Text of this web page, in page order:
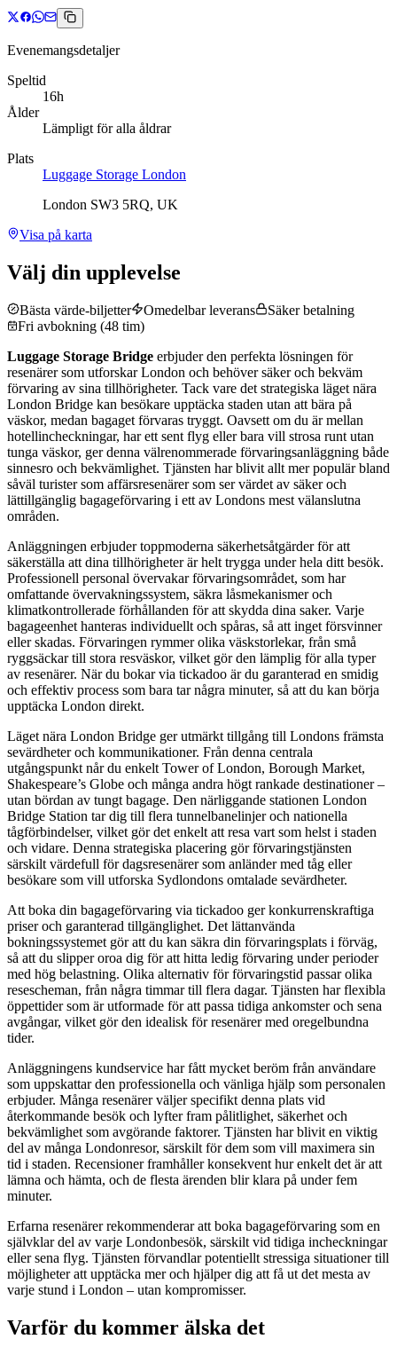
Evenemangsdetaljer
Speltid
16h
Ålder
Lämpligt för alla åldrar
Plats
Luggage Storage London
London SW3 5RQ, UK
Visa på karta
Välj din upplevelse
Bästa värde-biljetter Omedelbar leverans
Säker betalning
Fri avbokning (48 tim)
Luggage Storage Bridge erbjuder den perfekta lösningen för
resenärer som utforskar London och behöver säker och bekväm
förvaring av sina tillhörigheter. Tack vare det strategiska läget nära
London Bridge kan besökare upptäcka staden utan att bära på
väskor, medan bagaget förvaras tryggt. Oavsett om du är mellan
hotellincheckningar, har ett sent flyg eller bara vill strosa runt utan
tunga väskor, ger denna välrenommerade förvaringsanläggning både
sinnesro och bekvämlighet. Tjänsten har blivit allt mer populär bland
såväl turister som affärsresenärer som ser värdet av säker och
lättillgänglig bagageförvaring i ett av Londons mest välanslutna
områden.
Anläggningen erbjuder toppmoderna säkerhetsåtgärder för att
säkerställa att dina tillhörigheter är helt trygga under hela ditt besök.
Professionell personal övervakar förvaringsområdet, som har
omfattande övervakningssystem, säkra låsmekanismer och
klimatkontrollerade förhållanden för att skydda dina saker. Varje
bagageenhet hanteras individuellt och spåras, så att inget försvinner
eller skadas. Förvaringen rymmer olika väskstorlekar, från små
ryggsäckar till stora resväskor, vilket gör den lämplig för alla typer
av resenärer. När du bokar via tickadoo är du garanterad en smidig
och effektiv process som bara tar några minuter, så att du kan börja
upptäcka London direkt.
Läget nära London Bridge ger utmärkt tillgång till Londons främsta
sevärdheter och kommunikationer. Från denna centrala
utgångspunkt når du enkelt Tower of London, Borough Market,
Shakespeare’s Globe och många andra högt rankade destinationer –
utan bördan av tungt bagage. Den närliggande stationen London
Bridge Station tar dig till flera tunnelbanelinjer och nationella
tågförbindelser, vilket gör det enkelt att resa vart som helst i staden
och vidare. Denna strategiska placering gör förvaringstjänsten
särskilt värdefull för dagsresenärer som anländer med tåg eller
besökare som vill utforska Sydlondons omtalade sevärdheter.
Att boka din bagageförvaring via tickadoo ger konkurrenskraftiga
priser och garanterad tillgänglighet. Det lättanvända
bokningssystemet gör att du kan säkra din förvaringsplats i förväg,
så att du slipper oroa dig för att hitta ledig förvaring under perioder
med hög belastning. Olika alternativ för förvaringstid passar olika
resescheman, från några timmar till flera dagar. Tjänsten har flexibla
öppettider som är utformade för att passa tidiga ankomster och sena
avgångar, vilket gör den idealisk för resenärer med oregelbundna
tider.
Anläggningens kundservice har fått mycket beröm från användare
som uppskattar den professionella och vänliga hjälp som personalen
erbjuder. Många resenärer väljer specifikt denna plats vid
återkommande besök och lyfter fram pålitlighet, säkerhet och
bekvämlighet som avgörande faktorer. Tjänsten har blivit en viktig
del av många Londonresor, särskilt för dem som vill maximera sin
tid i staden. Recensioner framhåller konsekvent hur enkelt det är att
lämna och hämta, och de flesta ärenden blir klara på under fem
minuter.
Erfarna resenärer rekommenderar att boka bagageförvaring som en
självklar del av varje Londonbesök, särskilt vid tidiga incheckningar
eller sena flyg. Tjänsten förvandlar potentiellt stressiga situationer till
möjligheter att upptäcka mer och hjälper dig att få ut det mesta av
varje stund i London – utan kompromisser.
Varför du kommer älska det